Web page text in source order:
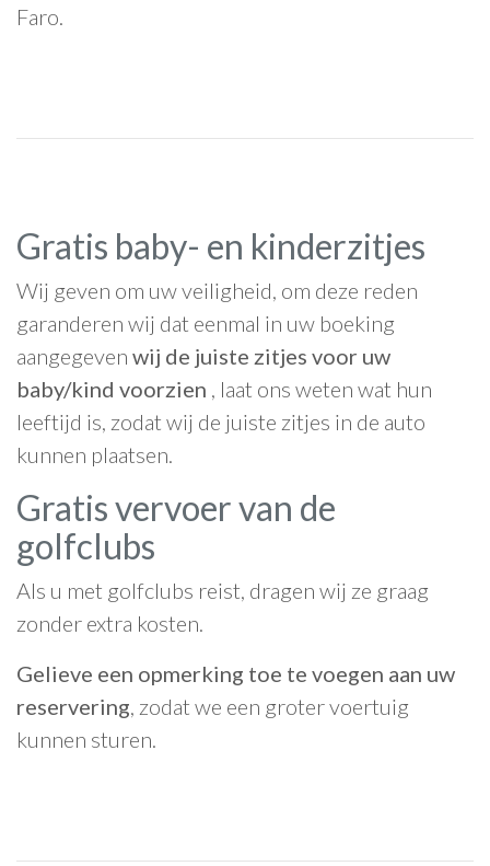
Faro.
Gratis baby- en kinderzitjes
Wij geven om uw veiligheid, om deze reden
garanderen wij dat eenmal in uw boeking
aangegeven wij de juiste zitjes voor uw
baby/kind voorzien , laat ons weten wat hun
leeftijd is, zodat wij de juiste zitjes in de auto
kunnen plaatsen.
Gratis vervoer van de
golfclubs
Als u met golfclubs reist, dragen wij ze graag
zonder extra kosten.
Gelieve een opmerking toe te voegen aan uw
reservering, zodat we een groter voertuig
kunnen sturen.